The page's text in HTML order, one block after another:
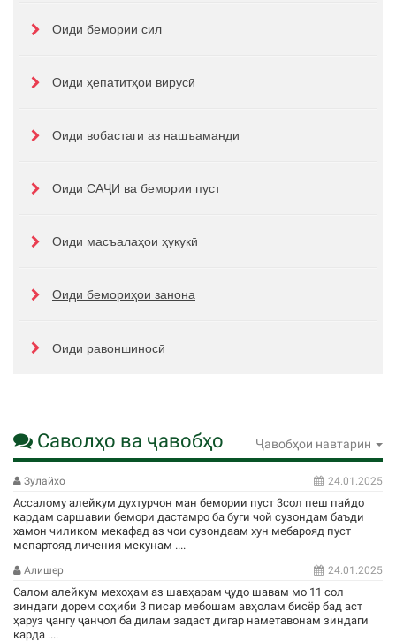
Оиди бемории сил
Оиди ҳепатитҳои вирусӣ
Оиди вобастаги аз нашъаманди
Оиди САҶИ ва бемории пуст
Оиди масъалаҳои ҳуқукӣ
Оиди бемориҳои занона
Оиди равоншиносӣ
Саволҳо ва ҷавобҳо Ҷавобҳои навтарин
Зулайхо 24.01.2025
Ассалому алейкум духтурчон ман бемории пуст 3сол пеш пайдо
кардам саршавии бемори дастамро ба буги чой сузондам баъди
хамон чиликом мекафад аз чои сузондаам хун мебарояд пуст
мепартояд личения мекунам ....
Алишер 24.01.2025
Салом алейкум мехоҳам аз шавҳарам ҷудо шавам мо 11 сол
зиндаги дорем соҳиби 3 писар мебошам авҳолам бисёр бад аст
ҳаруз ҷангу ҷанҷол ба дилам задаст дигар наметавонам зиндаги
карда ....